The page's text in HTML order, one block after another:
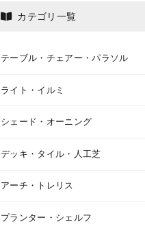
カテゴリ一覧
テーブル・チェアー・パラソル
ライト・イルミ
シェード・オーニング
デッキ・タイル・人工芝
アーチ・トレリス
プランター・シェルフ